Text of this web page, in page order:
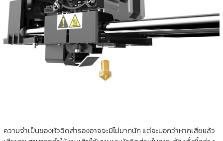
ความจำเป็นของหัวฉีดสำรองอาจจะมีไม่มากนัก แต่จะบอกว่าหากเสียแล้ว